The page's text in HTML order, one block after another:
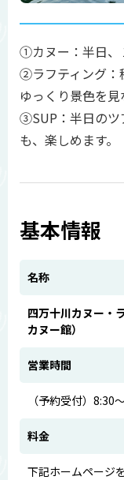
①カヌー：半日、
②ラフティング：
ゆっくり景色を見
③SUP：半日のツ
も、楽しめます。
基本情報
名称
四万十川カヌー・
カヌー館）
営業時間
（予約受付）8:30
料金
下記ホームページ